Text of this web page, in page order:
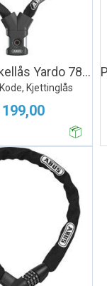
ABUS Sykkellås Yardo 7807F
Kjettinglås